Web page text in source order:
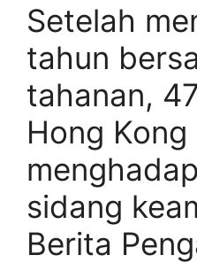
Setelah
tahun
tahanan,
Hong Kong
sidang
Berita